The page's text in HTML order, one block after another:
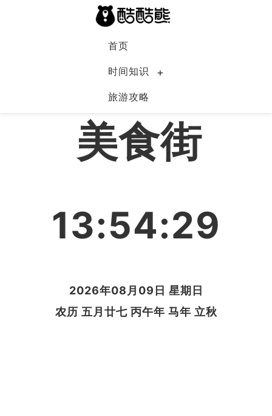
首页
时间知识
旅游攻略
中国
美食街
13:54:30
2026年08月09日 星期日
农历 五月廿七 丙午年 马年 立秋